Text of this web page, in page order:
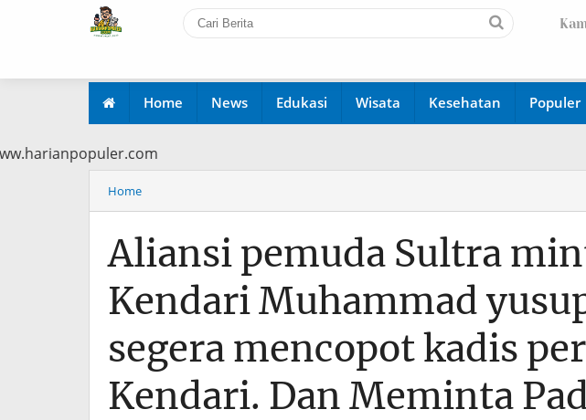
Home News Edukasi Wisata Kesehatan Populer
www.harianpopuler.com
Home
Aliansi pemuda Sultra
Kendari Muhammad
segera mencopot kadis
Kendari. Dan Meminta